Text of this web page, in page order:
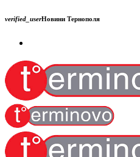
verified_userНовини Тернополя